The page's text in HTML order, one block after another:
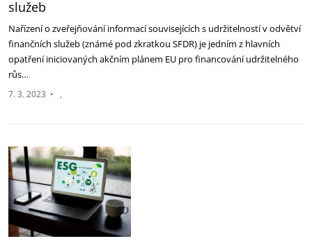
služeb
Nařízení o zveřejňování informací souvisejících s udržitelností v odvětví
finančních služeb (známé pod zkratkou SFDR) je jedním z hlavních
opatření iniciovaných akčním plánem EU pro financování udržitelného
růs…
7. 3. 2023 •